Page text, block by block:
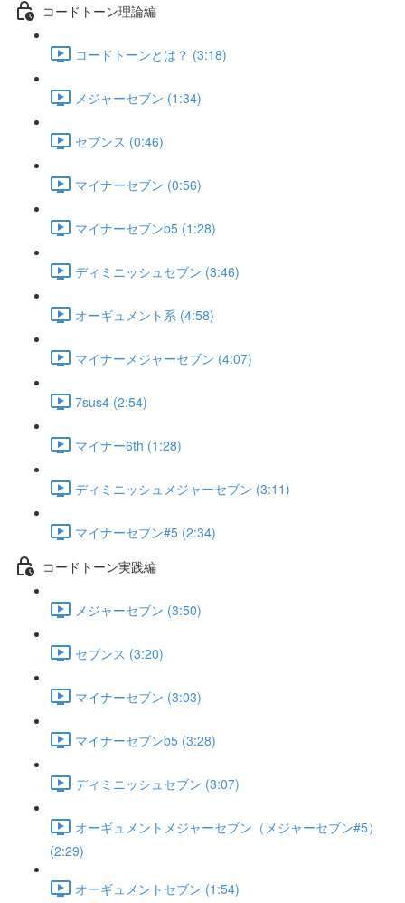
コードトーン理論編
コードトーンとは？ (3:18)
メジャーセブン (1:34)
セブンス (0:46)
マイナーセブン (0:56)
マイナーセブンb5 (1:28)
ディミニッシュセブン (3:46)
オーギュメント系 (4:58)
マイナーメジャーセブン (4:07)
7sus4 (2:54)
マイナー6th (1:28)
ディミニッシュメジャーセブン (3:11)
マイナーセブン#5 (2:34)
コードトーン実践編
メジャーセブン (3:50)
セブンス (3:20)
マイナーセブン (3:03)
マイナーセブンb5 (3:28)
ディミニッシュセブン (3:07)
オーギュメントメジャーセブン（メジャーセブン#5）
(2:29)
オーギュメントセブン (1:54)